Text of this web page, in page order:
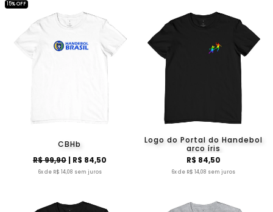
CBHb
R$ 99,90| R$ 84,50
6x de R$ 14,08 sem juros
15% OFF
Logo do Portal do Handebol
arco íris
R$ 84,50
6x de R$ 14,08 sem juros